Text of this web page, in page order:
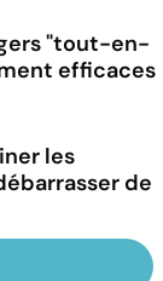
"tout-en-
efficaces
les
de